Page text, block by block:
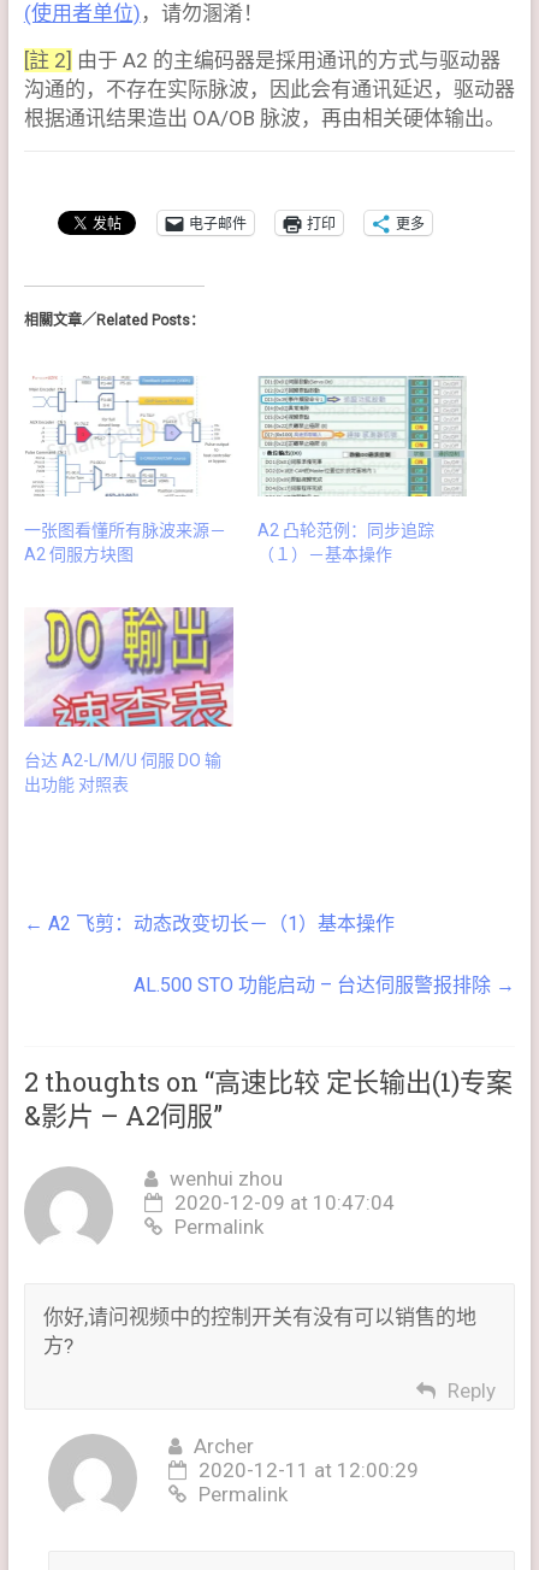
(使用者单位) ，请勿溷淆！
[註 2] 由于 A2 的主编码器是採用通讯的方式与驱动器
沟通的，不存在实际脉波，因此会有通讯延迟，驱动器
根据通讯结果造出 OA/OB 脉波，再由相关硬体输出。
电子邮件 打印 更多
相關文章／Related Posts：
一张图看懂所有脉波来源－
A2 伺服方块图
A2 凸轮范例：同步追踪
（１）－基本操作
台达 A2-L/M/U 伺服 DO 输
出功能 对照表
← A2 飞剪：动态改变切长－（1）基本操作
AL.500 STO 功能启动 – 台达伺服警报排除 →
2 thoughts on “高速比较 定长输出(1)专案
&影片 – A2伺服”
wenhui zhou
2020-12-09 at 10:47:04
Permalink
你好,请问视频中的控制开关有没有可以销售的地
方?
Reply
Archer
2020-12-11 at 12:00:29
Permalink